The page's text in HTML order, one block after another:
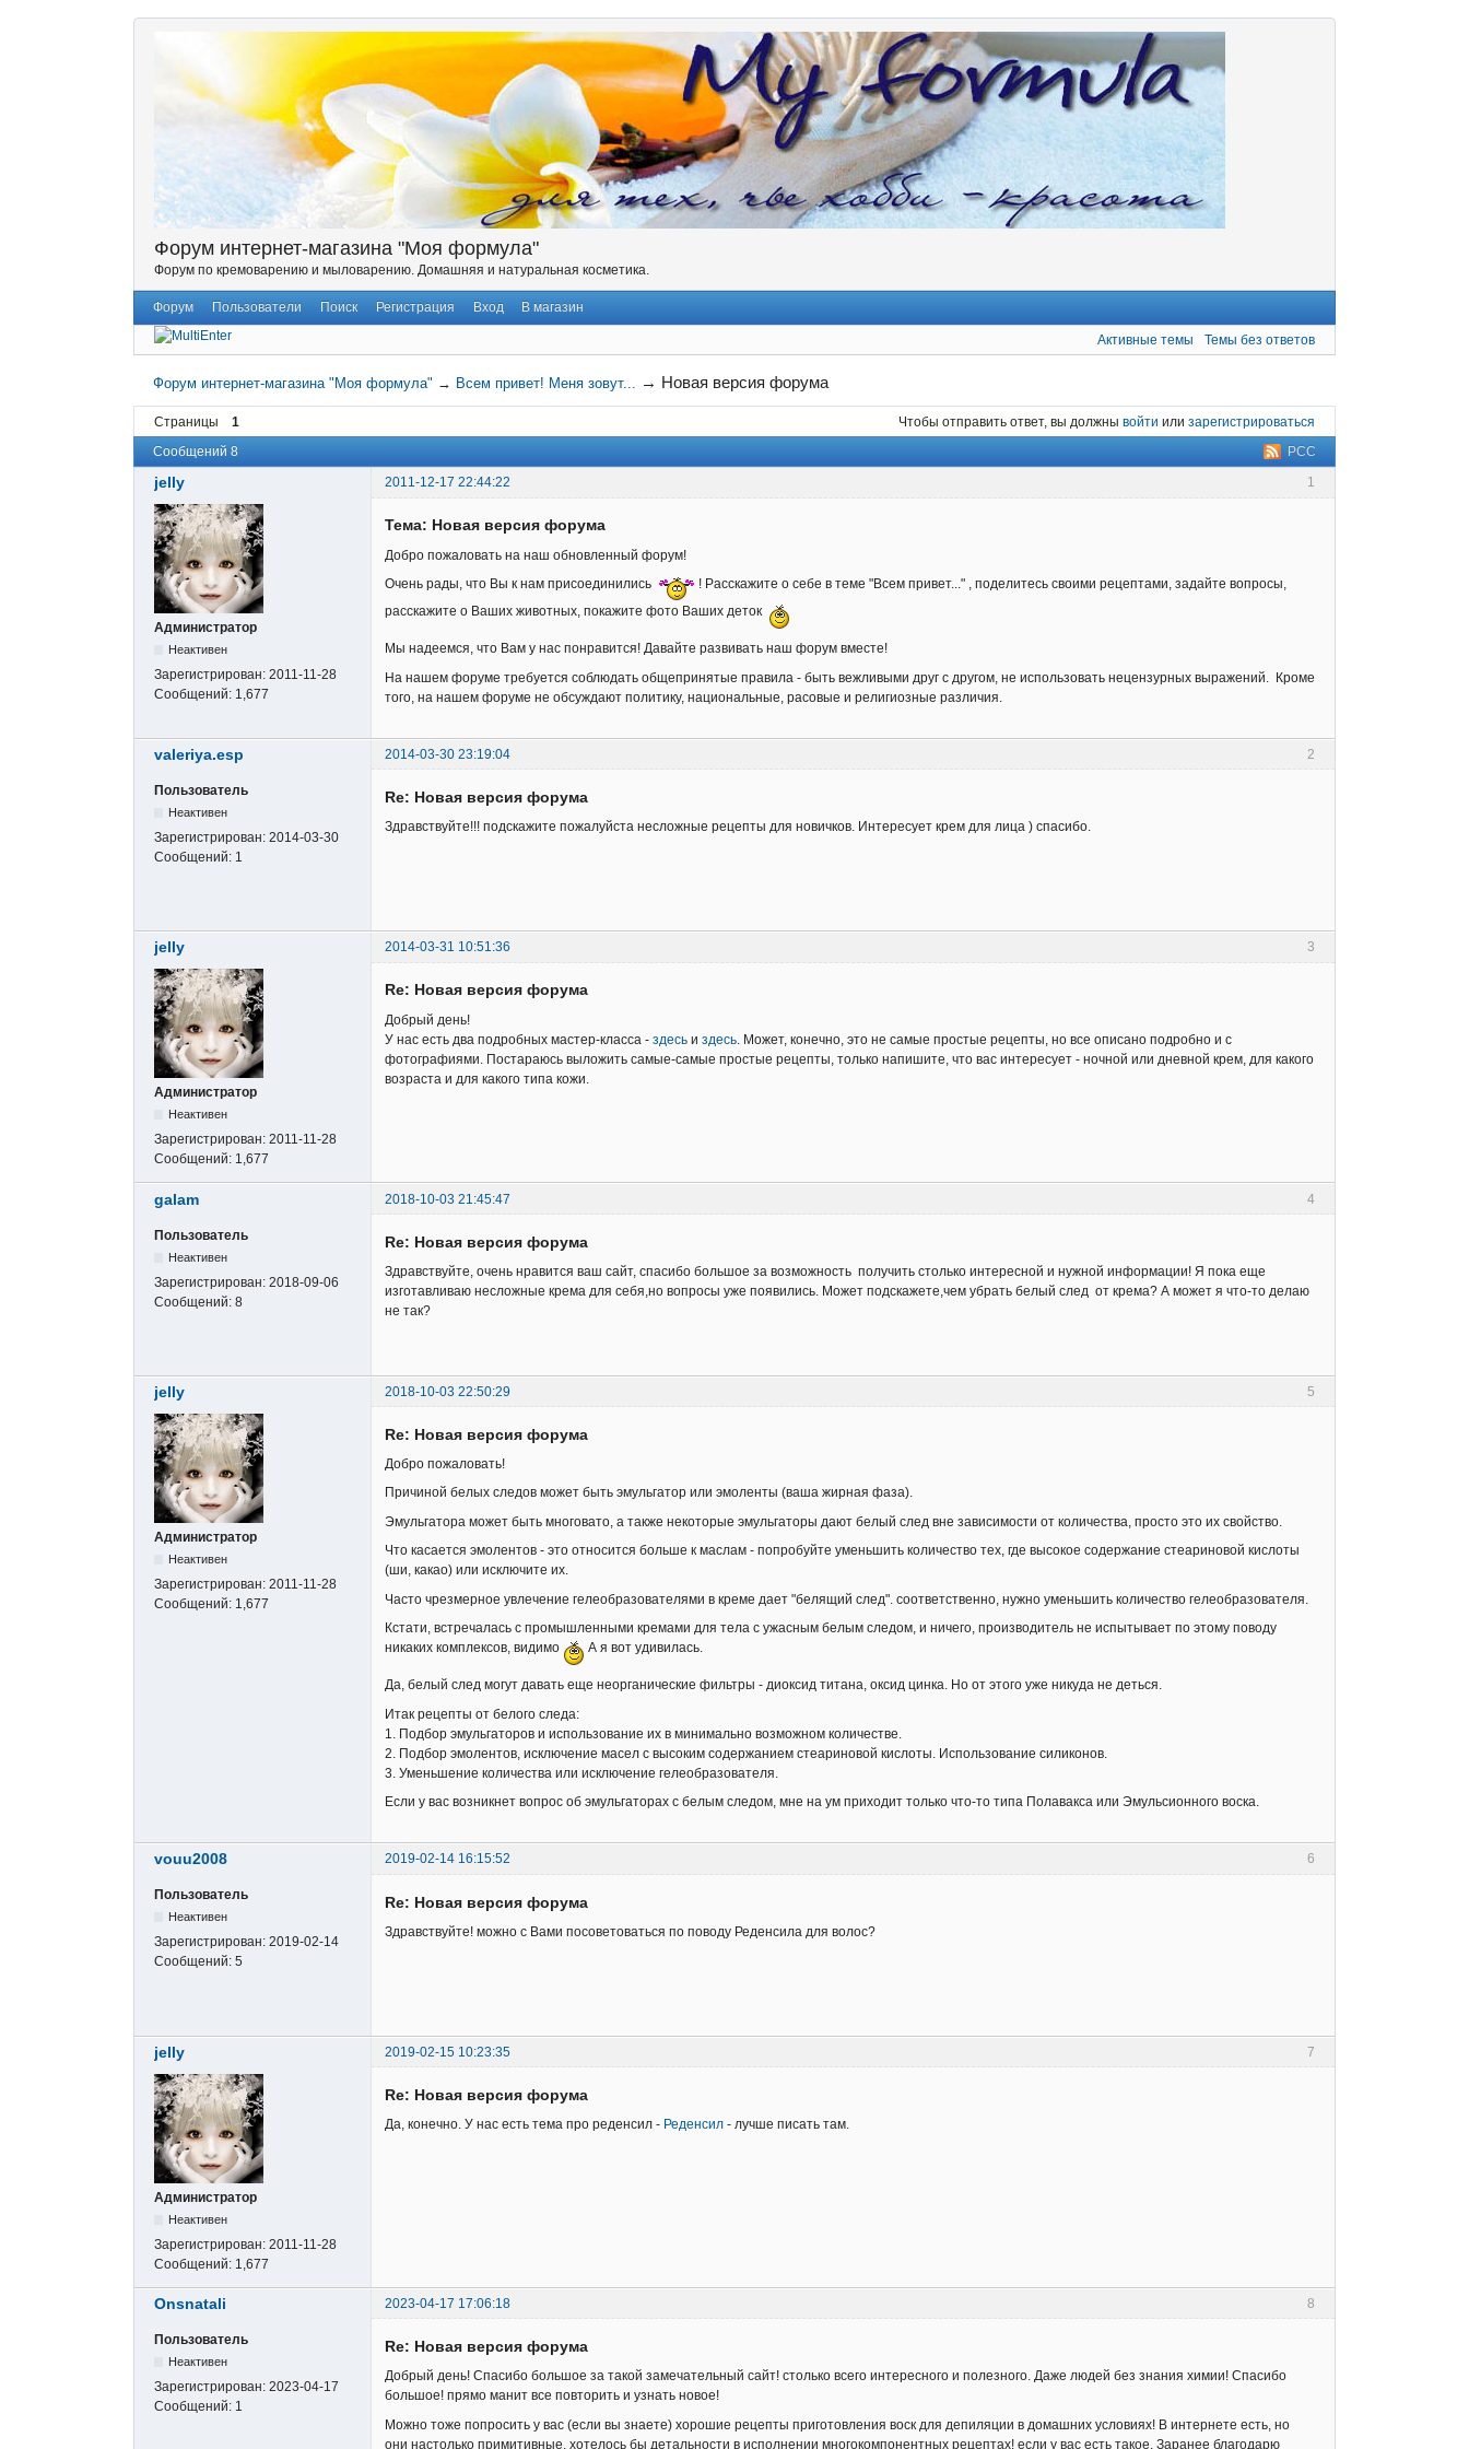
Форум интернет-магазина "Моя формула"
Форум по кремоварению и мыловарению. Домашняя и натуральная косметика.
Форум Пользователи Поиск Регистрация Вход В магазин
Активные темы Темы без ответов
Форум интернет-магазина "Моя формула" → Всем привет! Меня зовут... → Новая версия форума
Страницы 1 Чтобы отправить ответ, вы должны войти или зарегистрироваться
РСС
Сообщений 8
1
jelly 2011-12-17 22:44:22
Администратор
Неактивен
Зарегистрирован: 2011-11-28
Сообщений: 1,677
Тема: Новая версия форума
Добро пожаловать на наш обновленный форум!
Очень рады, что Вы к нам присоединились
! Расскажите о себе в теме "Всем привет..." , поделитесь своими рецептами, задайте вопросы,
расскажите о Ваших животных, покажите фото Ваших деток
Мы надеемся, что Вам у нас понравится! Давайте развивать наш форум вместе!
На нашем форуме требуется соблюдать общепринятые правила - быть вежливыми друг с другом, не использовать нецензурных выражений. Кроме
того, на нашем форуме не обсуждают политику, национальные, расовые и религиозные различия.
2
valeriya.esp 2014-03-30 23:19:04
Пользователь
Неактивен
Зарегистрирован: 2014-03-30
Сообщений: 1
Re: Новая версия форума
Здравствуйте!!! подскажите пожалуйста несложные рецепты для новичков. Интересует крем для лица ) спасибо.
3
jelly 2014-03-31 10:51:36
Администратор
Неактивен
Зарегистрирован: 2011-11-28
Сообщений: 1,677
Re: Новая версия форума
Добрый день!
У нас есть два подробных мастер-класса - здесь и здесь . Может, конечно, это не самые простые рецепты, но все описано подробно и с
фотографиями. Постараюсь выложить самые-самые простые рецепты, только напишите, что вас интересует - ночной или дневной крем, для какого
возраста и для какого типа кожи.
4
galam 2018-10-03 21:45:47
Пользователь
Неактивен
Зарегистрирован: 2018-09-06
Сообщений: 8
Re: Новая версия форума
Здравствуйте, очень нравится ваш сайт, спасибо большое за возможность получить столько интересной и нужной информации! Я пока еще
изготавливаю несложные крема для себя,но вопросы уже появились. Может подскажете,чем убрать белый след от крема? А может я что-то делаю
не так?
5
jelly 2018-10-03 22:50:29
Администратор
Неактивен
Зарегистрирован: 2011-11-28
Сообщений: 1,677
Re: Новая версия форума
Добро пожаловать!
Причиной белых следов может быть эмульгатор или эмоленты (ваша жирная фаза).
Эмульгатора может быть многовато, а также некоторые эмульгаторы дают белый след вне зависимости от количества, просто это их свойство.
Что касается эмолентов - это относится больше к маслам - попробуйте уменьшить количество тех, где высокое содержание стеариновой кислоты
(ши, какао) или исключите их.
Часто чрезмерное увлечение гелеобразователями в креме дает "белящий след". соответственно, нужно уменьшить количество гелеобразователя.
Кстати, встречалась с промышленными кремами для тела с ужасным белым следом, и ничего, производитель не испытывает по этому поводу
никаких комплексов, видимо
А я вот удивилась.
Да, белый след могут давать еще неорганические фильтры - диоксид титана, оксид цинка. Но от этого уже никуда не деться.
Итак рецепты от белого следа:
1. Подбор эмульгаторов и использование их в минимально возможном количестве.
2. Подбор эмолентов, исключение масел с высоким содержанием стеариновой кислоты. Использование силиконов.
3. Уменьшение количества или исключение гелеобразователя.
Если у вас возникнет вопрос об эмульгаторах с белым следом, мне на ум приходит только что-то типа Полавакса или Эмульсионного воска.
6
vouu2008 2019-02-14 16:15:52
Пользователь
Неактивен
Зарегистрирован: 2019-02-14
Сообщений: 5
Re: Новая версия форума
Здравствуйте! можно с Вами посоветоваться по поводу Реденсила для волос?
7
jelly 2019-02-15 10:23:35
Администратор
Неактивен
Зарегистрирован: 2011-11-28
Сообщений: 1,677
Re: Новая версия форума
Да, конечно. У нас есть тема про реденсил - Реденсил - лучше писать там.
8
Onsnatali 2023-04-17 17:06:18
Пользователь
Неактивен
Зарегистрирован: 2023-04-17
Сообщений: 1
Re: Новая версия форума
Добрый день! Спасибо большое за такой замечательный сайт! столько всего интересного и полезного. Даже людей без знания химии! Спасибо
большое! прямо манит все повторить и узнать новое!
Можно тоже попросить у вас (если вы знаете) хорошие рецепты приготовления воск для депиляции в домашних условиях! В интернете есть, но
они настолько примитивные. хотелось бы детальности в исполнении многокомпонентных рецептах! если у вас есть такое. Заранее благодарю